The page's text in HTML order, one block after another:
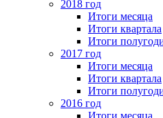
2018 год
Итоги месяца
Итоги квартала
Итоги
2017 год
Итоги месяца
Итоги квартала
Итоги
2016 год
Итоги месяца